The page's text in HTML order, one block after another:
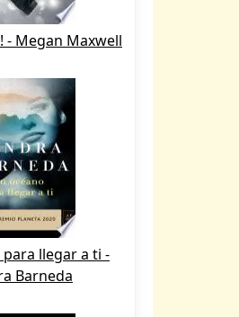
- Megan Maxwell
llegar a ti -
Barneda